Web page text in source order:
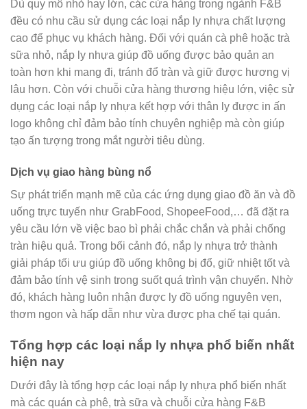
Dù quy mô nhỏ hay lớn, các cửa hàng trong ngành F&B
đều có nhu cầu sử dụng các loại nắp ly nhựa chất lượng
cao để phục vụ khách hàng. Đối với quán cà phê hoặc trà
sữa nhỏ, nắp ly nhựa giúp đồ uống được bảo quản an
toàn hơn khi mang đi, tránh đổ tràn và giữ được hương vị
lâu hơn. Còn với chuỗi cửa hàng thương hiệu lớn, việc sử
dụng các loại nắp ly nhựa kết hợp với thân ly được in ấn
logo không chỉ đảm bảo tính chuyên nghiệp mà còn giúp
tạo ấn tượng trong mắt người tiêu dùng.
Dịch vụ giao hàng bùng nổ
Sự phát triển mạnh mẽ của các ứng dụng giao đồ ăn và đồ
uống trực tuyến như GrabFood, ShopeeFood,… đã đặt ra
yêu cầu lớn về việc bao bì phải chắc chắn và phải chống
tràn hiệu quả. Trong bối cảnh đó, nắp ly nhựa trở thành
giải pháp tối ưu giúp đồ uống không bị đổ, giữ nhiệt tốt và
đảm bảo tính vệ sinh trong suốt quá trình vận chuyển. Nhờ
đó, khách hàng luôn nhận được ly đồ uống nguyên vẹn,
thơm ngon và hấp dẫn như vừa được pha chế tại quán.
Tổng hợp các loại nắp ly nhựa phổ biến nhất
hiện nay
Dưới đây là tổng hợp các loại nắp ly nhựa phổ biến nhất
mà các quán cà phê, trà sữa và chuỗi cửa hàng F&B